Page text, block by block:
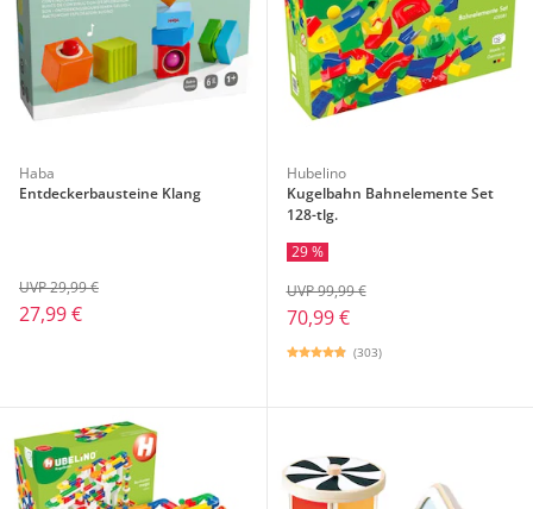
Haba
Entdeckerbausteine Klang
27,99 €
UVP 29,99 €
Hubelino
Kugelbahn Bahnelemente Set
128-tlg.
29 %
70,99 €
UVP 99,99 €
(303)